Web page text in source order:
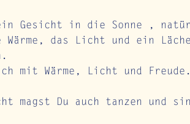
Gesicht in die Sonne ,
Wärme, das Licht und ein
mit Wärme, Licht und
magst Du auch tanzen und